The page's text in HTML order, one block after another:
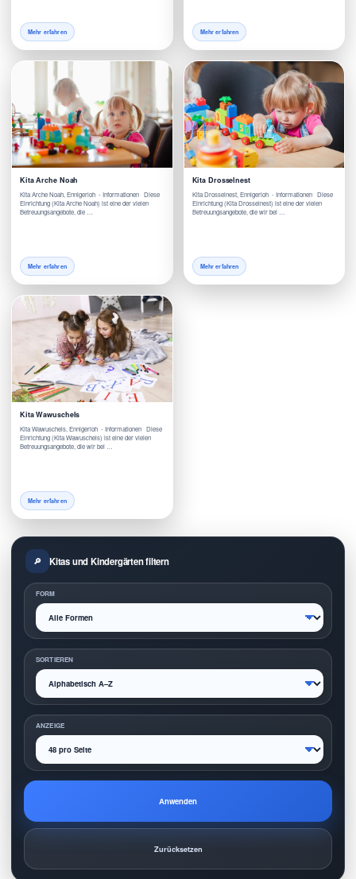
Mehr erfahren Mehr erfahren
Kita Arche Noah
Kita Arche Noah, Ennigerloh - Informationen Diese
Einrichtung (Kita Arche Noah) ist eine der vielen
Betreuungsangebote, die …
Mehr erfahren
Kita Drosselnest
Kita Drosselnest, Ennigerloh - Informationen Diese
Einrichtung (Kita Drosselnest) ist eine der vielen
Betreuungsangebote, die wir bei …
Mehr erfahren
Kita Wawuschels
Kita Wawuschels, Ennigerloh - Informationen Diese
Einrichtung (Kita Wawuschels) ist eine der vielen
Betreuungsangebote, die wir bei …
Mehr erfahren
Kitas und Kindergärten filtern
FORM
SORTIEREN
ANZEIGE
Anwenden
Zurücksetzen